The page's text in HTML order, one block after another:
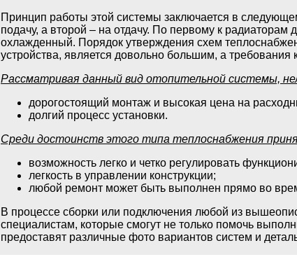
Принцип работы этой системы заключается в
подачу, а второй – на отдачу. По первому к радиаторам
охлажденный. Порядок утверждения схем
устройства, является довольно большим, а
Рассматривая данный вид отопительной системы,
дорогостоящий монтаж и высокая цена на
долгий процесс установки.
Среди достоинств этого типа теплоснабжения
возможность легко и четко регулировать
легкость в управлении конструкции;
любой ремонт может быть выполнен прямо во
В процессе сборки или подключения любой из
специалистам, которые смогут не только помочь
предоставят различные фото вариантов систем и